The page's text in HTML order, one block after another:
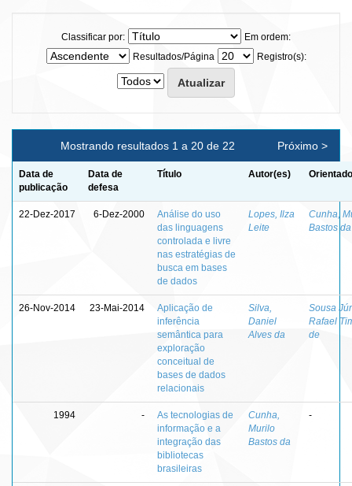
Classificar por:
Em ordem:
Resultados/Página
Registro(s):
Mostrando resultados 1 a 20 de 22 Próximo >
Data de
publicação
Data de
defesa
Título Autor(es)
22-Dez-2017 6-Dez-2000
Análise do uso
das linguagens
controlada e livre
nas estratégias de
busca em bases
de dados
Lopes, Ilza
Leite
Cunha,
Bastos da
26-Nov-2014 23-Mai-2014
Aplicação de
inferência
semântica para
exploração
conceitual de
bases de dados
relacionais
Silva,
Daniel
Alves da
Sousa
Rafael
de
1994 -
As tecnologias de
informação e a
integração das
bibliotecas
brasileiras
Cunha,
Murilo
Bastos da
-